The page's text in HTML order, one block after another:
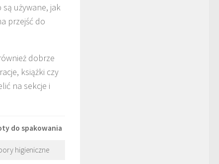
używane, jak
przejść do
dobrze
książki czy
na sekcje i
do spakowania
higieniczne